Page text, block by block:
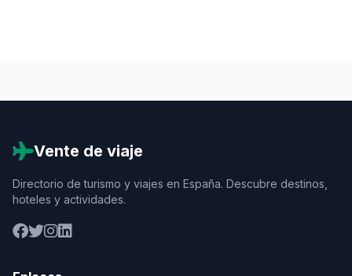
Vente de viaje
Directorio de turismo y viajes en España. Descubre destinos,
hoteles y actividades.